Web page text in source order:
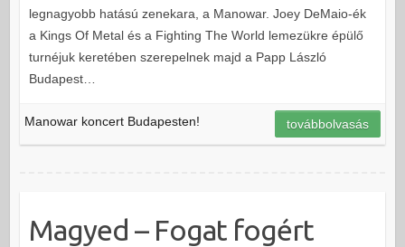
legnagyobb hatású zenekara, a Manowar. Joey DeMaio-ék
a Kings Of Metal és a Fighting The World lemezükre épülő
turnéjuk keretében szerepelnek majd a Papp László
Budapest…
Manowar koncert Budapesten! továbbolvasás
Magyed – Fogat fogért